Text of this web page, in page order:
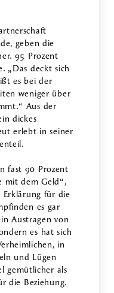
geben die
95 Prozent
„Das deckt sich
es bei der
weniger über
Aus der
dickes
erlebt in seiner
fast 90 Prozent
mit dem Geld“,
Erklärung für die
es gar
Austragen von
es hat sich
in
und Lügen
gemütlicher als
die Beziehung.